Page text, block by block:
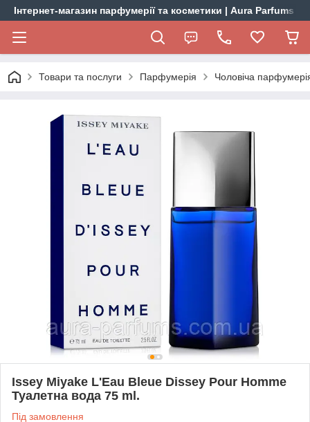
Інтернет-магазин парфумерії та косметики | Aura Parfums
Товари та послуги Парфумерія Чоловіча
Issey Miyake L'Eau Bleue Dissey Pour Homme
Туалетна вода 75 ml.
Під замовлення